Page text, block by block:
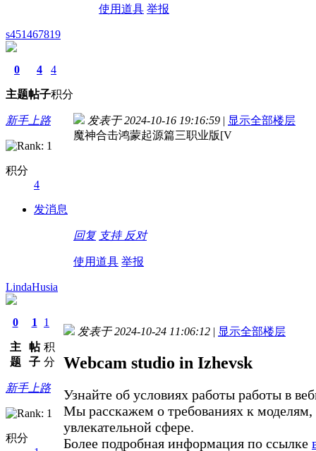
使用道具 举报
s451467819
0
主题
4
帖子
4
积分
新手上路
积分
4
发消息
发表于 2024-10-16 19:16:59 | 显示全部楼层
魔神合击鸿蒙起源篇三职业版[V
回复 支持 反对
使用道具 举报
LindaHusia
0
主
题
1
帖
子
1
积
分
新手上路
积分
发表于 2024-10-24 11:06:12 | 显示全部楼层
Webcam studio in Izhevsk
Узнайте об условиях работы работы в
Мы расскажем о требованиях к моделям,
увлекательной сфере.
Более подробная информация по ссылке